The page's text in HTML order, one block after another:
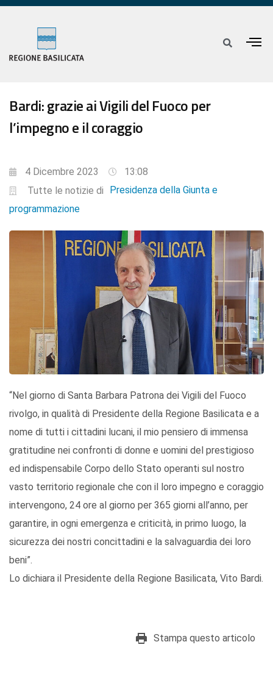
Bardi: grazie ai Vigili del Fuoco per
l’impegno e il coraggio
4 Dicembre 2023
13:08
Tutte le notizie di
Presidenza della Giunta e
programmazione
“Nel giorno di Santa Barbara Patrona dei Vigili del Fuoco
rivolgo, in qualità di Presidente della Regione Basilicata e a
nome di tutti i cittadini lucani, il mio pensiero di immensa
gratitudine nei confronti di donne e uomini del prestigioso
ed indispensabile Corpo dello Stato operanti sul nostro
vasto territorio regionale che con il loro impegno e coraggio
intervengono, 24 ore al giorno per 365 giorni all’anno, per
garantire, in ogni emergenza e criticità, in primo luogo, la
sicurezza dei nostri concittadini e la salvaguardia dei loro
beni”.
Lo dichiara il Presidente della Regione Basilicata, Vito Bardi.
Stampa questo articolo